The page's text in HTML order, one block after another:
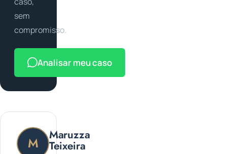
sem
compromisso.
Analisar meu caso
M Maruzza
Teixeira